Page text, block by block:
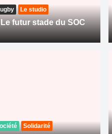
Le studio
futur stade du SOC
Solidarité